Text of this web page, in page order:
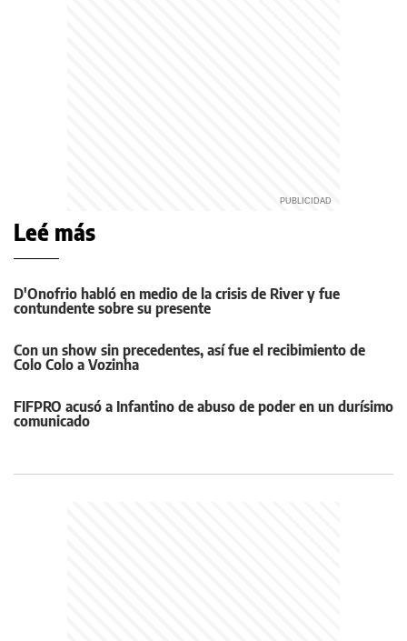
Leé más
D'Onofrio habló en medio de la crisis de River y fue
contundente sobre su presente
Con un show sin precedentes, así fue el recibimiento de
Colo Colo a Vozinha
FIFPRO acusó a Infantino de abuso de poder en un durísimo
comunicado